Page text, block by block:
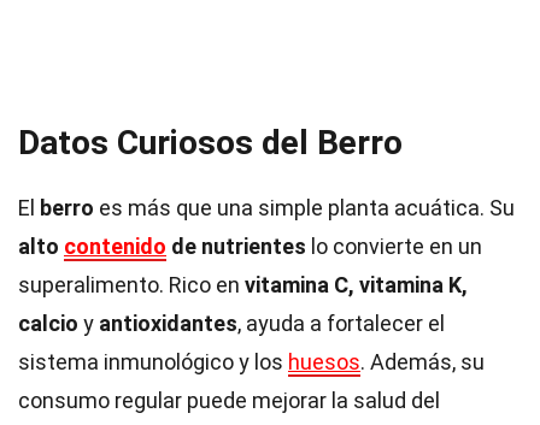
Datos Curiosos del Berro
El berro es más que una simple planta acuática. Su
alto contenido de nutrientes lo convierte en un
superalimento. Rico en vitamina C, vitamina K,
calcio y antioxidantes, ayuda a fortalecer el
sistema inmunológico y los huesos. Además, su
consumo regular puede mejorar la salud del